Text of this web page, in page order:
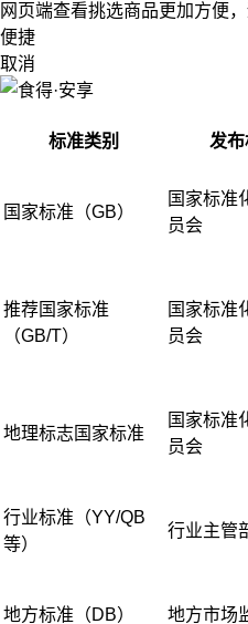
网页端查看挑选商品更加方便
便捷
取消
标准类别 发
国家标准（GB）
国家标准
员会
推荐国家标准
（GB/T）
国家标准
员会
地理标志国家标准
国家标准
员会
行业标准（YY/QB
等）
行业主管
地方标准（DB） 地方市场